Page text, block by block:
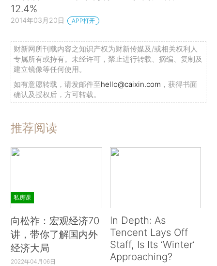
12.4%
2014年03月20日 APP打开
财新网所刊载内容之知识产权为财新传媒及/或相关权利人
专属所有或持有。未经许可，禁止进行转载、摘编、复制及
建立镜像等任何使用。
如有意愿转载，请发邮件至hello@caixin.com ，获得书面
确认及授权后，方可转载。
推荐阅读
私房课
向松祚：宏观经济70
讲，带你了解国内外
经济大局
2022年04月06日
In Depth: As
Tencent Lays Off
Staff, Is Its ‘Winter’
Approaching?